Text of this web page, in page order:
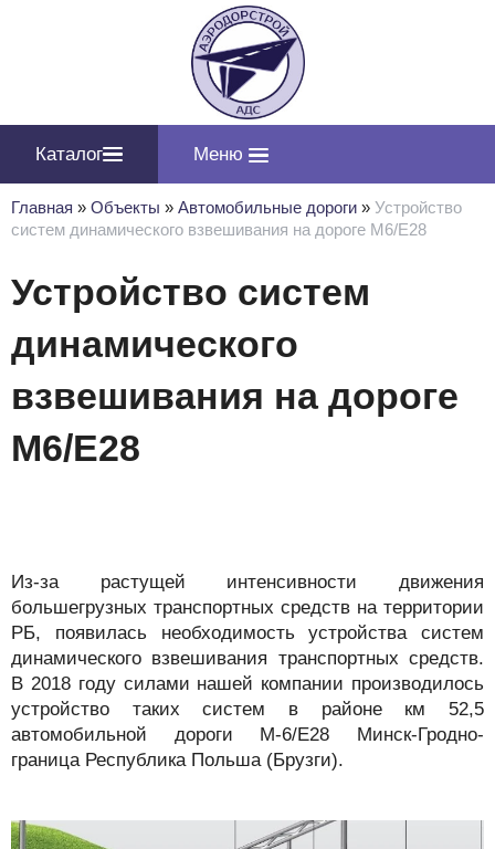
Каталог Меню
Главная » Объекты » Автомобильные дороги » Устройство
систем динамического взвешивания на дороге М6/Е28
Устройство систем
динамического
взвешивания на дороге
М6/Е28
Из-за растущей интенсивности движения
большегрузных транспортных средств на территории
РБ, появилась необходимость устройства систем
динамического взвешивания транспортных средств.
В 2018 году силами нашей компании производилось
устройство таких систем в районе км 52,5
автомобильной дороги М-6/Е28 Минск-Гродно-
граница Республика Польша (Брузги).